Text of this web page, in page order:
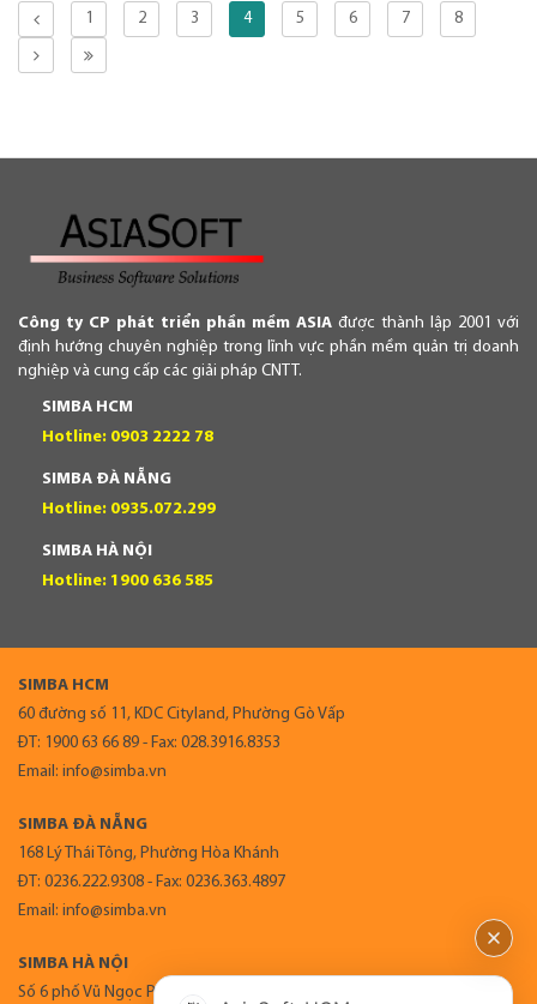
1 2 3 4 5 6 7 8
Công ty CP phát triển phần mềm ASIA được thành lập 2001 với
định hướng chuyên nghiệp trong lĩnh vực phần mềm quản trị doanh
nghiệp và cung cấp các giải pháp CNTT.
SIMBA HCM
Hotline: 0903 2222 78
SIMBA ĐÀ NẴNG
Hotline: 0935.072.299
SIMBA HÀ NỘI
Hotline: 1900 636 585
SIMBA HCM
60 đường số 11, KDC Cityland, Phường Gò Vấp
ĐT: 1900 63 66 89 - Fax: 028.3916.8353
Email: info@simba.vn
SIMBA ĐÀ NẴNG
168 Lý Thái Tông, Phường Hòa Khánh
ĐT: 0236.222.9308 - Fax: 0236.363.4897
Email: info@simba.vn
SIMBA HÀ NỘI
Số 6 phố Vũ Ngọc Phan, Phường Láng